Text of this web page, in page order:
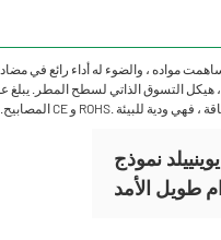
يوينييلد نموذج YY-DMR004 مصنوع من مواد متينة عالية الجودة مع تقنية